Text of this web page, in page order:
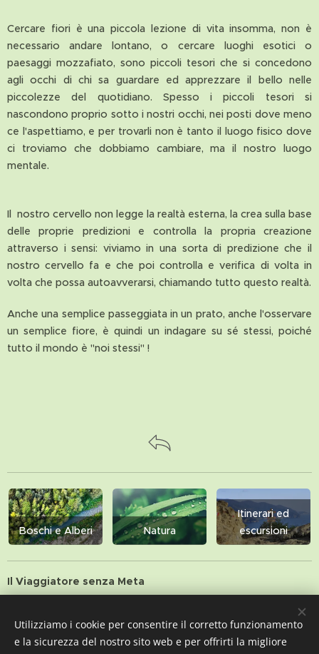
Cercare fiori è una piccola lezione di vita insomma, non è
necessario andare lontano, o cercare luoghi esotici o
paesaggi mozzafiato, sono piccoli tesori che si concedono
agli occhi di chi sa guardare ed apprezzare il bello nelle
piccolezze del quotidiano. Spesso i piccoli tesori si
nascondono proprio sotto i nostri occhi, nei posti dove meno
ce l'aspettiamo, e per trovarli non è tanto il luogo fisico dove
ci troviamo che dobbiamo cambiare, ma il nostro luogo
mentale.
Il nostro cervello non legge la realtà esterna, la crea sulla base
delle proprie predizioni e controlla la propria creazione
attraverso i sensi: viviamo in una sorta di predizione che il
nostro cervello fa e che poi controlla e verifica di volta in
volta che possa autoavverarsi, chiamando tutto questo realtà.
Anche una semplice passeggiata in un prato, anche l'osservare
un semplice fiore, è quindi un indagare su sé stessi, poiché
tutto il mondo è "noi stessi" !
Boschi e Alberi Natura
Itinerari ed
escursioni
Il Viaggiatore senza Meta
Utilizziamo i cookie per consentire il corretto funzionamento
e la sicurezza del nostro sito web e per offrirti la migliore